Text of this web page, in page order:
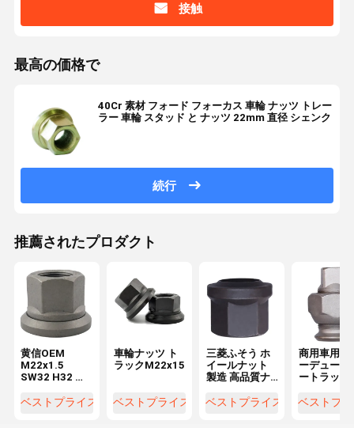
接触
最高の価格で
40Cr 素材 フォード フォーカス 車輪 ナッツ トレー
ラー 車輪 スタッド と ナッツ 22mm 直径 シェンク
続行
推薦されたプロダクト
黄信OEM
M22x1.5
SW32 H32 ト
ルナット 車両
ベストプライス
車輪ナッツ ト
ラックM22x15
ベストプライス
三菱ふそう ホ
イールナット
製造 高品質ナ
ホイール交換
ベストプライス
商用車用ヘ
ーデューテ
ートラック
ット（スク
ベストプ